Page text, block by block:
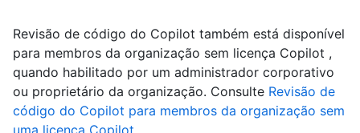
Revisão de código do Copilot também está disponível
para membros da organização sem licença Copilot ,
quando habilitado por um administrador corporativo
ou proprietário da organização. Consulte Revisão de
código do Copilot para membros da organização sem
uma licença Copilot.